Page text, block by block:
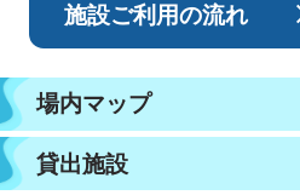
施設ご利用の流れ
場内マップ
貸出施設